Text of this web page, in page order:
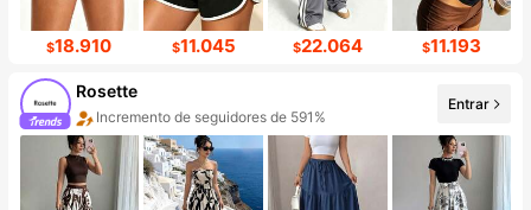
$18.910 $11.045 $22.064 $11.193
Rosette
Incremento de seguidores de 591%
Entrar